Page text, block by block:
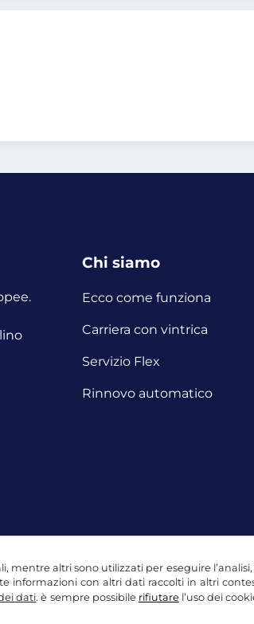
mentre altri sono utilizzati per eseguire
informazioni con altri dati raccolti in altri
dati. è sempre possibile rifiutarel’uso dei
Chi siamo
Ecco come funziona
Carriera con vintrica
Servizio Flex
Rinnovo automatico